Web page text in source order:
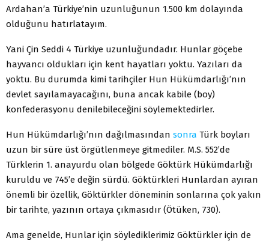
Ardahan’a Türkiye’nin uzunluğunun 1.500 km dolayında
olduğunu hatırlatayım.
Yani Çin Seddi 4 Türkiye uzunluğundadır. Hunlar göçebe
hayvancı oldukları için kent hayatları yoktu. Yazıları da
yoktu. Bu durumda kimi tarihçiler Hun Hükümdarlığı’nın
devlet sayılamayacağını, buna ancak kabile (boy)
konfederasyonu denilebileceğini söylemektedirler.
Hun Hükümdarlığı’nın dağılmasından sonra Türk boyları
uzun bir süre üst örgütlenmeye gitmediler. M.S. 552’de
Türklerin 1. anayurdu olan bölgede Göktürk Hükümdarlığı
kuruldu ve 745’e değin sürdü. Göktürkleri Hunlardan ayıran
önemli bir özellik, Göktürkler döneminin sonlarına çok yakın
bir tarihte, yazının ortaya çıkmasıdır (Ötüken, 730).
Ama genelde, Hunlar için söylediklerimiz Göktürkler için de